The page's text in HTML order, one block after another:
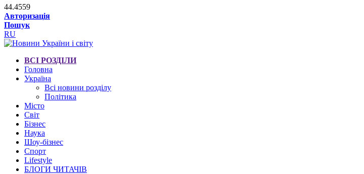
44.4559
Авторизація
Пошук
RU
ВСІ РОЗДІЛИ
Головна
Україна
Всі новини розділу
Політика
Місто
Світ
Бізнес
Наука
Шоу-бізнес
Спорт
Lifestyle
БЛОГИ ЧИТАЧІВ